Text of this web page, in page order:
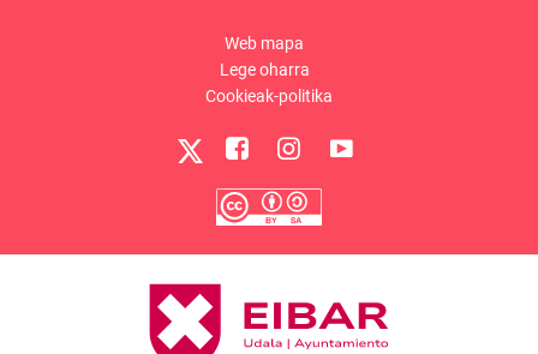
Web mapa
Lege oharra
Cookieak-politika